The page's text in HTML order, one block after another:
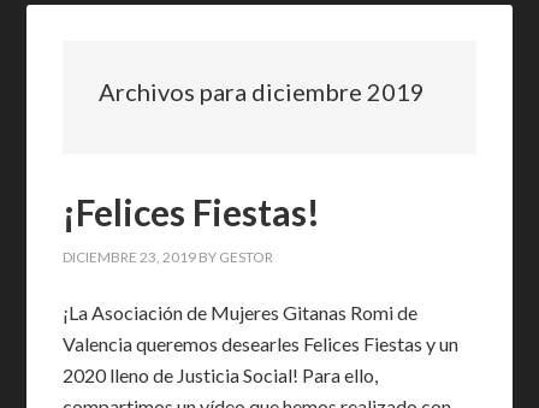
Archivos para diciembre 2019
¡Felices Fiestas!
DICIEMBRE 23, 2019 BY GESTOR
¡La Asociación de Mujeres Gitanas Romi de
Valencia queremos desearles Felices Fiestas y un
2020 lleno de Justicia Social! Para ello,